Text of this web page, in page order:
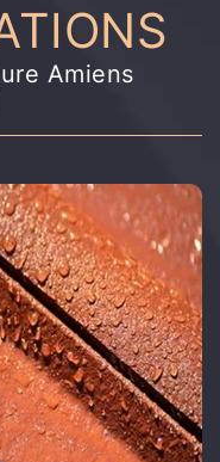
Amiens